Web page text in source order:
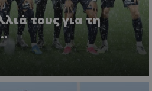
τους για τη